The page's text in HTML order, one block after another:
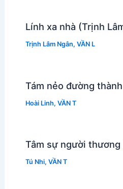
Lính xa nhà (Trịnh
Trịnh Lâm Ngân, VẦN L
Tám nẻo đường
Hoài Linh, VẦN T
Tâm sự người thương
Tú Nhi, VẦN T